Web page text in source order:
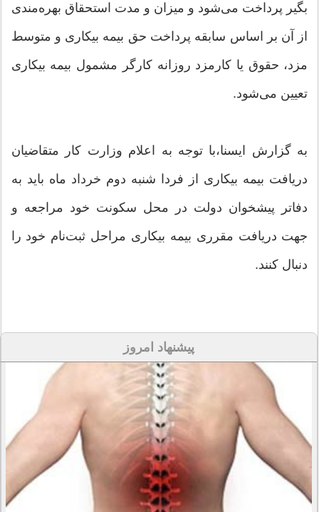
بگیر پرداخت می‌شود و میزان و مدت استحقاق بهره‌مندی
از آن بر اساس سابقه پرداخت حق بیمه بیکاری و متوسط
مزد، حقوق یا کارمزد روزانه کارگر مشمول بیمه بیکاری
تعیین می‌شود.
به گزارش ایسنا،با توجه به اعلام وزارت کار متقاضیان
دریافت بیمه بیکاری از فردا شنبه دوم خرداد ماه باید به
دفاتر پیشخوان دولت در محل سکونت خود مراجعه و
جهت دریافت مقرری بیمه بیکاری مراحل ثبت‌نام خود را
دنبال کنند.
پیشنهاد امروز